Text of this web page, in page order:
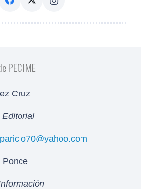
PECIME
Cruz
Editorial
Ponce